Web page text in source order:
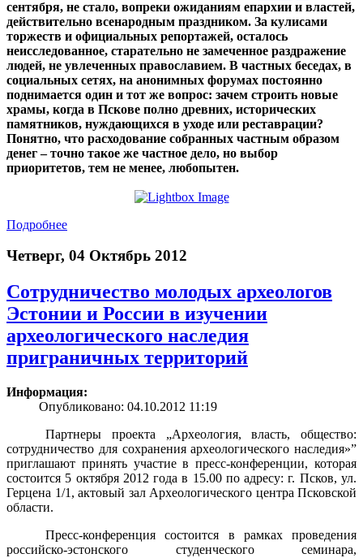
сентября, не стало, вопреки ожиданиям епархии и властей,
действительно всенародным праздником. За кулисами
торжеств и официальных репортажей, осталось
неисследованное, старательно не замеченное раздражение
людей, не увлеченных православием. В частных беседах, в
социальных сетях, на анонимных форумах постоянно
поднимается один и тот же вопрос: зачем строить новые
храмы, когда в Пскове полно древних, исторических
памятников, нуждающихся в уходе или реставрации?
Понятно, что расходование собранных частным образом
денег – точно такое же частное дело, но выбор
приоритетов, тем не менее, любопытен.
Подробнее
Четверг, 04 Октябрь 2012
Сотрудничество молодых археологов
Эстонии и России в изучении
археологического наследия
приграничных территорий
Информация:
Опубликовано: 04.10.2012 11:19
Партнеры проекта „Археология, власть, общество:
сотрудничество для сохранения археологического наследия»”
приглашают принять участие в пресс-конференции, которая
состоится 5 октября 2012 года в 15.00 по адресу: г. Псков, ул.
Герцена 1/1, актовый зал Археологического центра Псковской
области.
Пресс-конференция состоится в рамках проведения
российско-эстонского студенческого семинара,